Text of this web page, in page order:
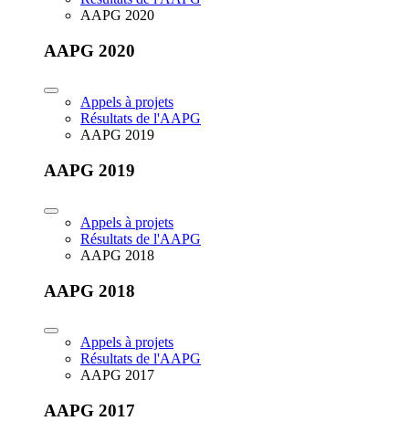
AAPG 2020
AAPG 2020
Appels à projets
Résultats de l'AAPG
AAPG 2019
AAPG 2019
Appels à projets
Résultats de l'AAPG
AAPG 2018
AAPG 2018
Appels à projets
Résultats de l'AAPG
AAPG 2017
AAPG 2017